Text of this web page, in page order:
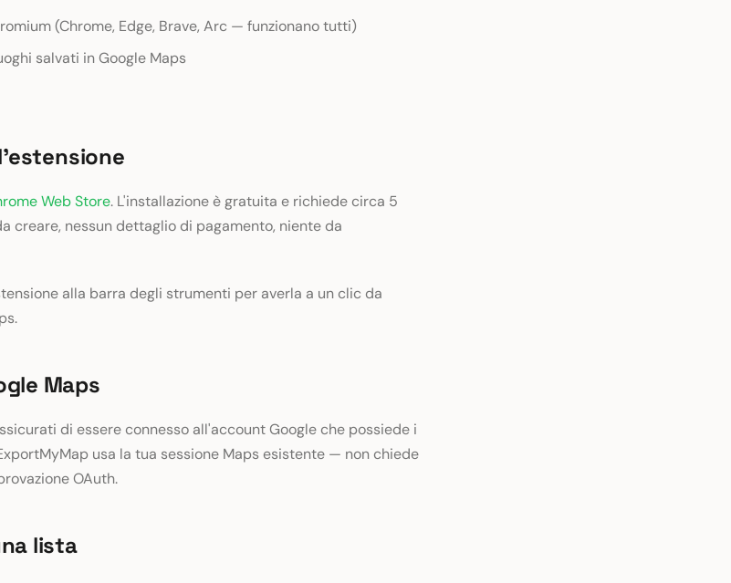
(Chrome, Edge, Brave, Arc — funzionano tutti)
salvati in Google Maps
Web Store. L'installazione è gratuita e richiede circa 5
creare, nessun dettaglio di pagamento, niente da
alla barra degli strumenti per averla a un clic da
Maps
di essere connesso all'account Google che possiede i
usa la tua sessione Maps esistente — non chiede
OAuth.
lista